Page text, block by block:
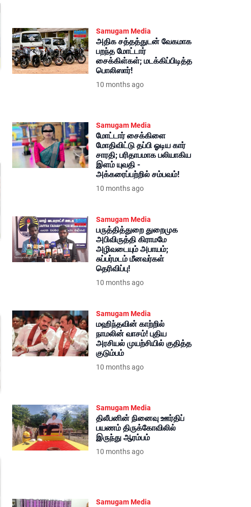
Samugam Media
அதிக சத்தத்துடன் வேகமாக
பறந்த மோட்டார்
சைக்கிள்கள்; மடக்கிப்பிடித்த
பொலிஸார்!
10 months ago
Samugam Media
மோட்டார் சைக்கிளை
மோதிவிட்டு தப்பி ஓடிய கார்
சாரதி; பரிதாபமாக பலியாகிய
இளம் யுவதி -
அக்கரைப்பற்றில் சம்பவம்!
10 months ago
Samugam Media
பருத்தித்துறை துறைமுக
அபிவிருத்தி கிராமமே
அழிவடையும் அபாயம்;
சுப்பர்மடம் மீனவர்கள்
தெரிவிப்பு!
10 months ago
Samugam Media
மஹிந்தவின் காற்றில்
நாமலின் வாசம்! புதிய
அரசியல் முயற்சியில் குதித்த
குடும்பம்
10 months ago
Samugam Media
திலீபனின் நினைவு ஊர்திப்
பயணம் திருக்கோவிலில்
இருந்து ஆரம்பம்
10 months ago
Samugam Media